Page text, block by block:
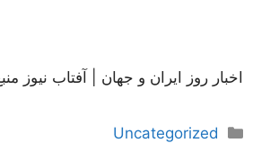
اخبار روز ایران و جهان | آفتاب نیوز
دسته‌ها
Uncategorized